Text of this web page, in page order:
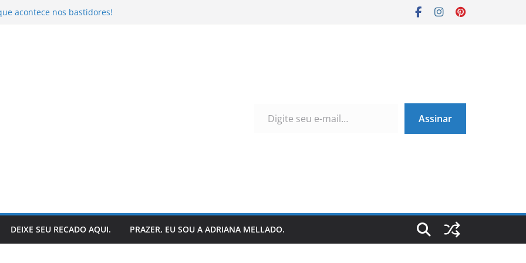
acontece nos bastidores!
Assinar
DEIXE SEU RECADO AQUI. PRAZER, EU SOU A ADRIANA MELLADO.